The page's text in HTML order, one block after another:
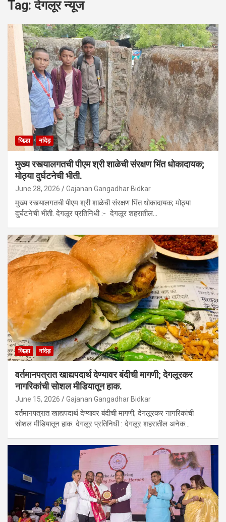
Tag:देगलूर न्यूज
जिल्हा नांदेड़
मुख्य रस्त्यालगतची पीएम श्री शाळेची संरक्षण भिंत धोकादायक;
मोठ्या दुर्घटनेची भीती.
June 28, 2026 Gajanan Gangadhar Bidkar
मुख्य रस्त्यालगतची पीएम श्री शाळेची संरक्षण भिंत धोकादायक; मोठ्या
दुर्घटनेची भीती. देगलूर प्रतिनिधी :- देगलूर शहरातील…
जिल्हा नांदेड़
वर्तमानपत्रात खाद्यपदार्थ देण्यावर बंदीची मागणी; देगलूरकर
नागरिकांची सोशल मीडियातून हाक.
June 15, 2026 Gajanan Gangadhar Bidkar
वर्तमानपत्रात खाद्यपदार्थ देण्यावर बंदीची मागणी; देगलूरकर नागरिकांची
सोशल मीडियातून हाक. देगलूर प्रतिनिधी : देगलूर शहरातील अनेक…